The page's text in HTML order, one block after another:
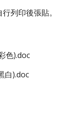
列印後張貼。
色).doc
白).doc